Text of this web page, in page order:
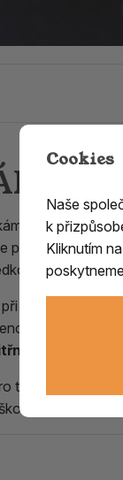
z
pocházející
používá jako
duchovní
změněném
při
sílu a
ty, kteří chtějí
Cookies
Naše
k
Kliknutím